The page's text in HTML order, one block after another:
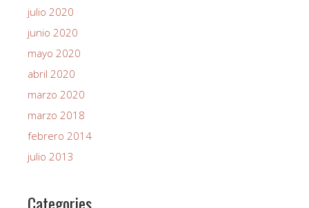
julio 2020
junio 2020
mayo 2020
abril 2020
marzo 2020
marzo 2018
febrero 2014
julio 2013
Categories